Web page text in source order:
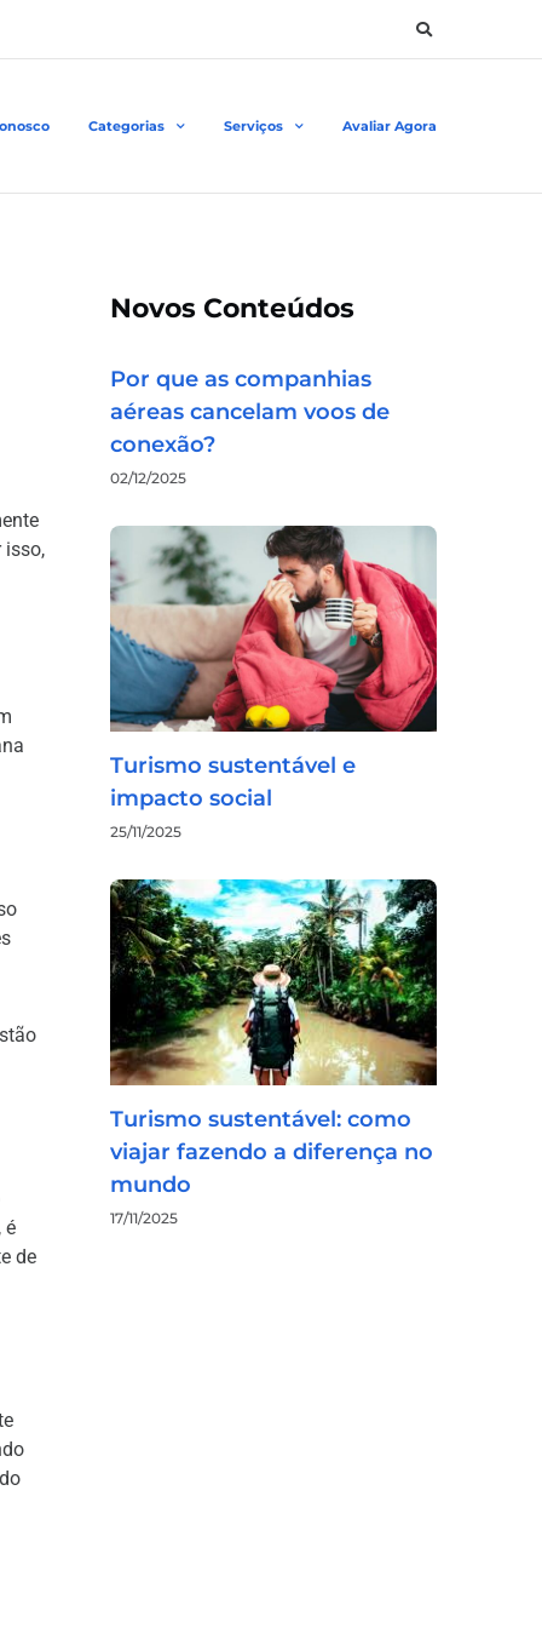
Categorias Serviços Avaliar Agora
isso,
é
de
Novos Conteúdos
Por que as companhias
aéreas cancelam voos de
conexão?
02/12/2025
Turismo sustentável e
impacto social
25/11/2025
Turismo sustentável: como
viajar fazendo a diferença no
mundo
17/11/2025